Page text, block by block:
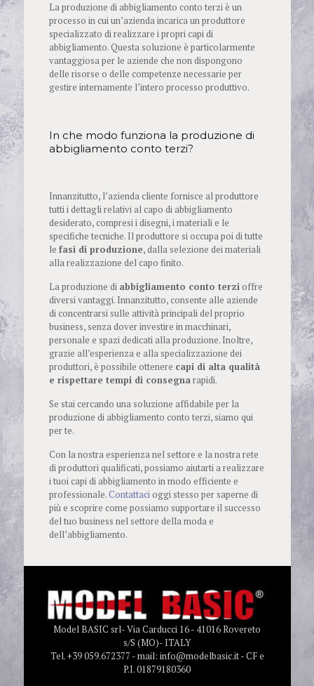
La produzione di abbigliamento conto terzi è un
processo in cui un’azienda incarica un produttore
specializzato di realizzare i propri capi di
abbigliamento. Questa soluzione è particolarmente
vantaggiosa per le aziende che non dispongono
delle risorse o delle competenze necessarie per
gestire internamente l’intero processo produttivo.
In che modo funziona la produzione di
abbigliamento conto terzi?
Innanzitutto, l’azienda cliente fornisce al produttore
tutti i dettagli relativi al capo di abbigliamento
desiderato, compresi i disegni, i materiali e le
specifiche tecniche. Il produttore si occupa poi di tutte
lefasi di produzione, dalla selezione dei materiali
alla realizzazione del capo finito.
La produzione di abbigliamento conto terzioffre
diversi vantaggi. Innanzitutto, consente alle aziende
di concentrarsi sulle attività principali del proprio
business, senza dover investire in macchinari,
personale e spazi dedicati alla produzione. Inoltre,
grazie all’esperienza e alla specializzazione dei
produttori, è possibile ottenere capi di alta qualità
e rispettare tempi di consegnarapidi.
Se stai cercando una soluzione affidabile per la
produzione di abbigliamento conto terzi, siamo qui
per te.
Con la nostra esperienza nel settore e la nostra rete
di produttori qualificati, possiamo aiutarti a realizzare
i tuoi capi di abbigliamento in modo efficiente e
professionale.Contattacioggi stesso per saperne di
più e scoprire come possiamo supportare il successo
del tuo business nel settore della moda e
dell’abbigliamento.
Model BASIC srl- Via Carducci 16 - 41016 Rovereto
s/S (MO)- ITALY
Tel. +39 059.672377 - mail: info@modelbasic.it - CF e
P.I. 01879180360